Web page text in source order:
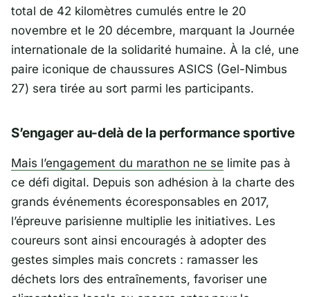
total de 42 kilomètres cumulés entre le 20
novembre et le 20 décembre, marquant la Journée
internationale de la solidarité humaine. À la clé, une
paire iconique de chaussures ASICS (Gel-Nimbus
27) sera tirée au sort parmi les participants.
S’engager au-delà de la performance sportive
Mais l’engagement du marathon ne se limite pas à
ce défi digital. Depuis son adhésion à la charte des
grands événements écoresponsables en 2017,
l’épreuve parisienne multiplie les initiatives. Les
coureurs sont ainsi encouragés à adopter des
gestes simples mais concrets : ramasser les
déchets lors des entraînements, favoriser une